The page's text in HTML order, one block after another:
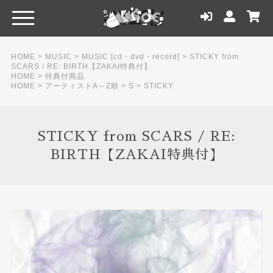
HOME > MUSIC > MUSIC [cd・dvd・record] > STICKY from
SCARS / RE: BIRTH【ZAKAI特典付】
HOME > 特典付商品
HOME > アーティストA～Z順 > S > STICKY
STICKY from SCARS / RE:
BIRTH【ZAKAI特典付】